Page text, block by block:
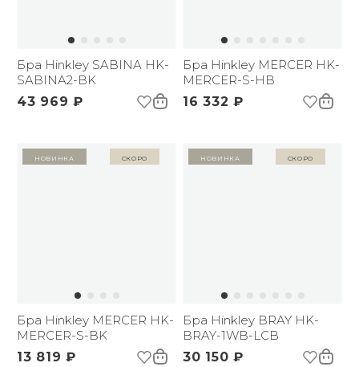
Бра Hinkley SABINA HK-
SABINA2-BK
43 969 ₽
Бра Hinkley MERCER HK-
MERCER-S-HB
16 332 ₽
Новинка Скоро
Бра Hinkley MERCER HK-
MERCER-S-BK
13 819 ₽
Новинка Скоро
Бра Hinkley BRAY HK-
BRAY-1WB-LCB
30 150 ₽